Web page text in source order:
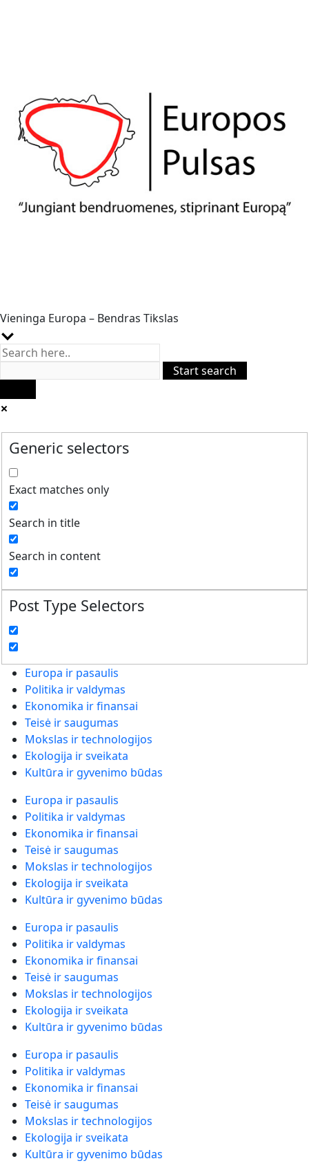
Vieninga Europa – Bendras Tikslas
Generic selectors
Exact matches only
Search in title
Search in content
Post Type Selectors
Europa ir pasaulis
Politika ir valdymas
Ekonomika ir finansai
Teisė ir saugumas
Mokslas ir technologijos
Ekologija ir sveikata
Kultūra ir gyvenimo būdas
Europa ir pasaulis
Politika ir valdymas
Ekonomika ir finansai
Teisė ir saugumas
Mokslas ir technologijos
Ekologija ir sveikata
Kultūra ir gyvenimo būdas
Europa ir pasaulis
Politika ir valdymas
Ekonomika ir finansai
Teisė ir saugumas
Mokslas ir technologijos
Ekologija ir sveikata
Kultūra ir gyvenimo būdas
Europa ir pasaulis
Politika ir valdymas
Ekonomika ir finansai
Teisė ir saugumas
Mokslas ir technologijos
Ekologija ir sveikata
Kultūra ir gyvenimo būdas